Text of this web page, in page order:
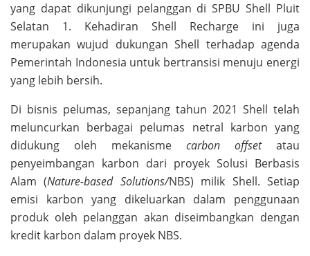
yang dapat dikunjungi pelanggan di SPBU Shell Pluit
Selatan 1. Kehadiran Shell Recharge ini juga
merupakan wujud dukungan Shell terhadap agenda
Pemerintah Indonesia untuk bertransisi menuju energi
yang lebih bersih.
Di bisnis pelumas, sepanjang tahun 2021 Shell telah
meluncurkan berbagai pelumas netral karbon yang
didukung oleh mekanisme carbon offset atau
penyeimbangan karbon dari proyek Solusi Berbasis
Alam (Nature-based Solutions/NBS) milik Shell. Setiap
emisi karbon yang dikeluarkan dalam penggunaan
produk oleh pelanggan akan diseimbangkan dengan
kredit karbon dalam proyek NBS.